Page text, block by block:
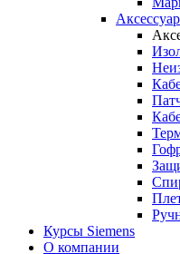
Курсы Siemens
О компании